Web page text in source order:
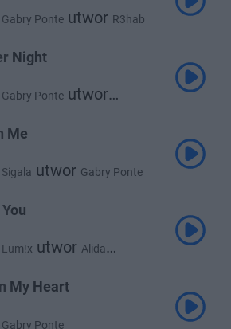
Gabry Ponte utwor R3hab
Night
Gabry Ponte utwor
Me
Sigala utwor Gabry Ponte
Lum!x utwor Alida
My Heart
Gabry Ponte